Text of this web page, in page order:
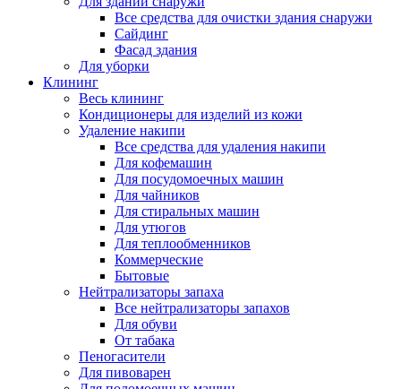
Все средства для очистки здания снаружи
Сайдинг
Фасад здания
Для уборки
Клининг
Весь клининг
Кондиционеры для изделий из кожи
Удаление накипи
Все средства для удаления накипи
Для кофемашин
Для посудомоечных машин
Для чайников
Для стиральных машин
Для утюгов
Для теплообменников
Коммерческие
Бытовые
Нейтрализаторы запаха
Все нейтрализаторы запахов
Для обуви
От табака
Пеногасители
Для пивоварен